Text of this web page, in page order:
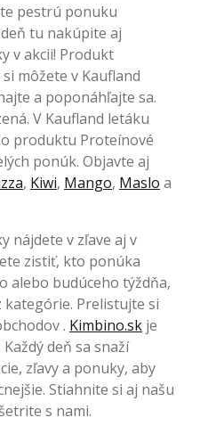
pestrú ponuku
tu nakúpite aj
v akcii! Produkt
môžete v Kaufland
a poponáhľajte sa.
V Kaufland letáku
produktu Proteínové
ponúk. Objavte aj
, Kiwi, Mango, Maslo a
nájdete v zľave aj v
zistiť, kto ponúka
alebo budúceho týždňa,
kategórie. Prelistujte si
. Kimbino.sk je
deň sa snaží
zľavy a ponuky, aby
Stiahnite si aj našu
s nami.